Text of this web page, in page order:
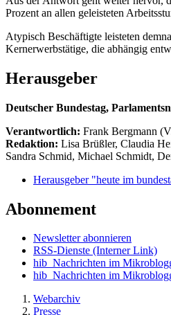
Prozent an allen geleisteten
Atypisch Beschäftigte leisteten
Kernerwerbstätige, die abhängig
Herausgeber
Deutscher Bundestag,
Verantwortlich: Frank Bergmann
Redaktion: Lisa Brüßler, Claudia
Sandra Schmid, Michael Schmidt,
Herausgeber "heute im
Abonnement
Newsletter abonnieren
RSS-Dienste (Interner Link)
hib_Nachrichten im
hib_Nachrichten im
Webarchiv
Presse